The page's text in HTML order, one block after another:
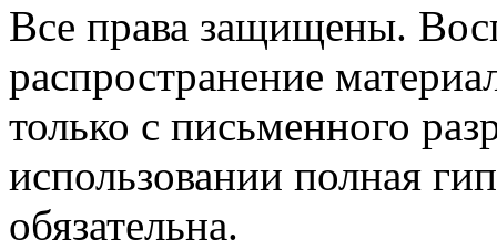
Все права защищены.
распространение
только с письменного
использовании полная
обязательна.